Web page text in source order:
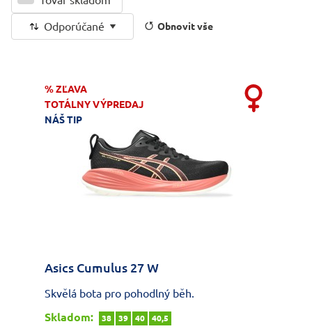
Odporúčané Obnovit vše
% ZĽAVA
TOTÁLNY VÝPREDAJ
NÁŠ TIP
Asics Cumulus 27 W
Skvělá bota pro pohodlný běh.
Skladom:
38 39 40 40,5